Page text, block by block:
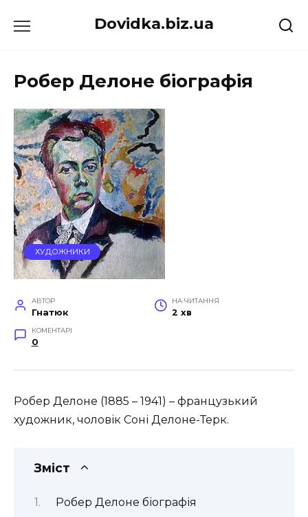
до
Dovidka.biz.ua
Робер Делоне біографія
ХУДОЖНИКИ
АВТОР
Гнатюк
НА ЧИТАННЯ
2 хв
КОМЕНТАРІ
0
Робер Делоне (1885 – 1941) – французький
художник, чоловік Соні Делоне-Терк.
Зміст
Робер Делоне біографія